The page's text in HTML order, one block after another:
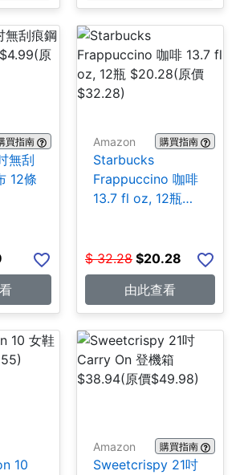
買指南
無刮
12條
Amazon 購買指南
Starbucks
Frappuccino 咖啡
13.7 fl oz, 12瓶
$ 32.28 $20.28
由此查看
10
Amazon 購買指南
Sweetcrispy 21吋